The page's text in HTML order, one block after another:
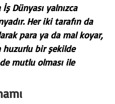
Dünyası yalnızca
Her iki tarafın da
para ya da mal koyar,
huzurlu bir şekilde
mutlu olması ile